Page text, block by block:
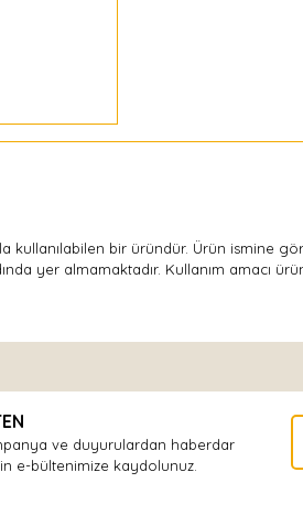
kullanılabilen bir üründür. Ürün ismine
yer almamaktadır. Kullanım amacı
Yorum Yaz
ve duyurulardan haberdar
e-bültenimize kaydolunuz.